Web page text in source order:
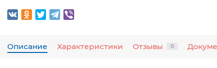
Описание Характеристики Отзывы 0